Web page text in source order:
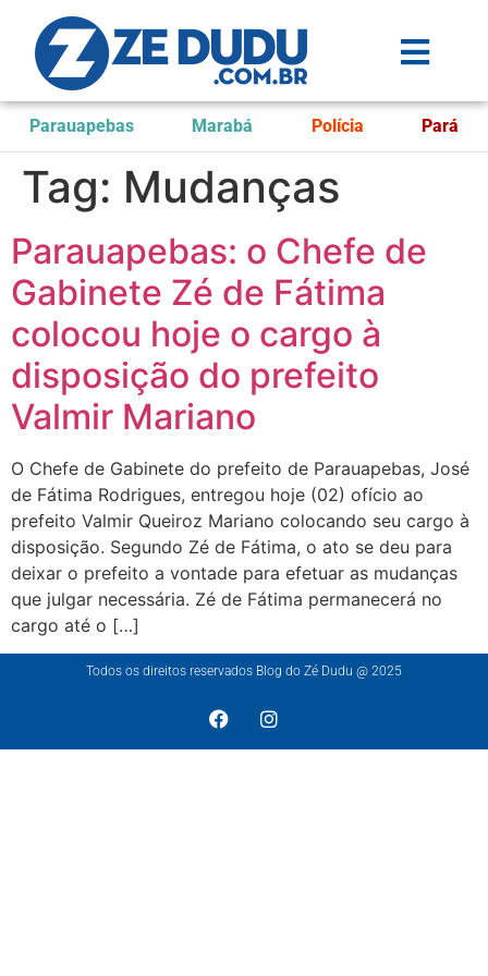
Parauapebas Marabá Polícia Pará
Tag: Mudanças
Parauapebas: o Chefe de
Gabinete Zé de Fátima
colocou hoje o cargo à
disposição do prefeito
Valmir Mariano
O Chefe de Gabinete do prefeito de Parauapebas, José
de Fátima Rodrigues, entregou hoje (02) ofício ao
prefeito Valmir Queiroz Mariano colocando seu cargo à
disposição. Segundo Zé de Fátima, o ato se deu para
deixar o prefeito a vontade para efetuar as mudanças
que julgar necessária. Zé de Fátima permanecerá no
cargo até o […]
Todos os direitos reservados Blog do Zé Dudu @ 2025